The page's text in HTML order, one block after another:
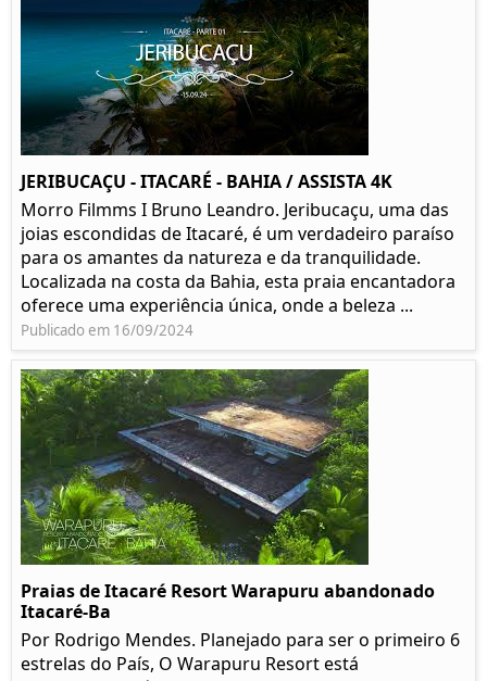
JERIBUCAÇU - ITACARÉ - BAHIA / ASSISTA 4K
Morro Filmms I Bruno Leandro. Jeribucaçu, uma das
joias escondidas de Itacaré, é um verdadeiro paraíso
para os amantes da natureza e da tranquilidade.
Localizada na costa da Bahia, esta praia encantadora
oferece uma experiência única, onde a beleza ...
Publicado em 16/09/2024
Praias de Itacaré Resort Warapuru abandonado
Itacaré-Ba
Por Rodrigo Mendes. Planejado para ser o primeiro 6
estrelas do País, O Warapuru Resort está